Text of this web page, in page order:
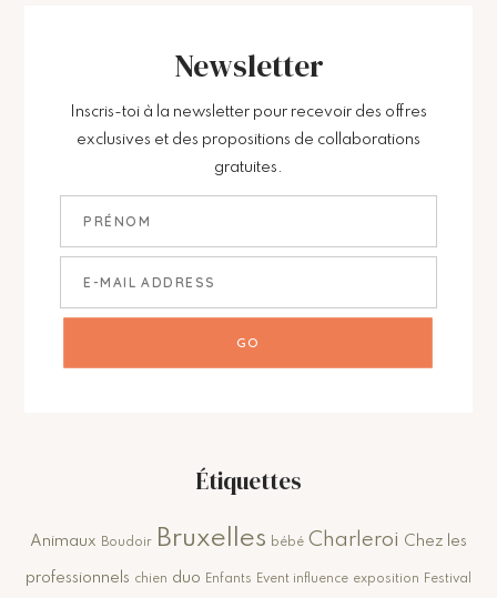
Newsletter
Inscris-toi à la newsletter pour recevoir des offres
exclusives et des propositions de collaborations
gratuites.
Étiquettes
Animaux Boudoir Bruxelles bébé Charleroi Chez les
professionnels chien duo Enfants Event influence exposition Festival